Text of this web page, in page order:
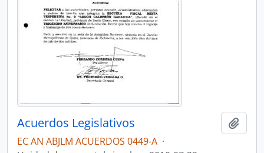
Acuerdos Legislativos
EC AN ABJLM ACUERDOS 0449-A ·